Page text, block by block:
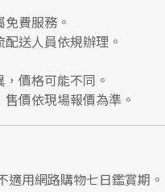
免費服務。
送人員依規辦理。
價格可能不同。
售價依現場報價為準。
適用網路購物七日鑑賞期 。